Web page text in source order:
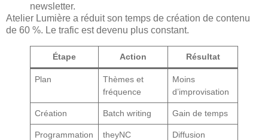
newsletter.
Atelier Lumière a réduit son temps de création de contenu
de 60 %. Le trafic est devenu plus constant.
Étape Action Résultat
Plan
Thèmes et
fréquence
Moins
d’improvisation
Création Batch writing Gain de temps
Programmation
theyNC
Diffusion